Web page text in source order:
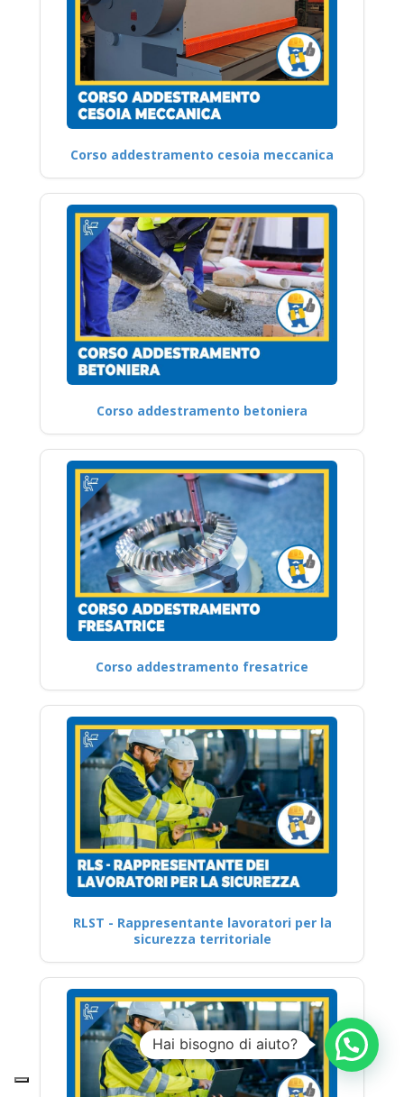
Corso addestramento cesoia meccanica
Corso addestramento betoniera
Corso addestramento fresatrice
RLST - Rappresentante lavoratori per la
sicurezza territoriale
Hai bisogno di aiuto?